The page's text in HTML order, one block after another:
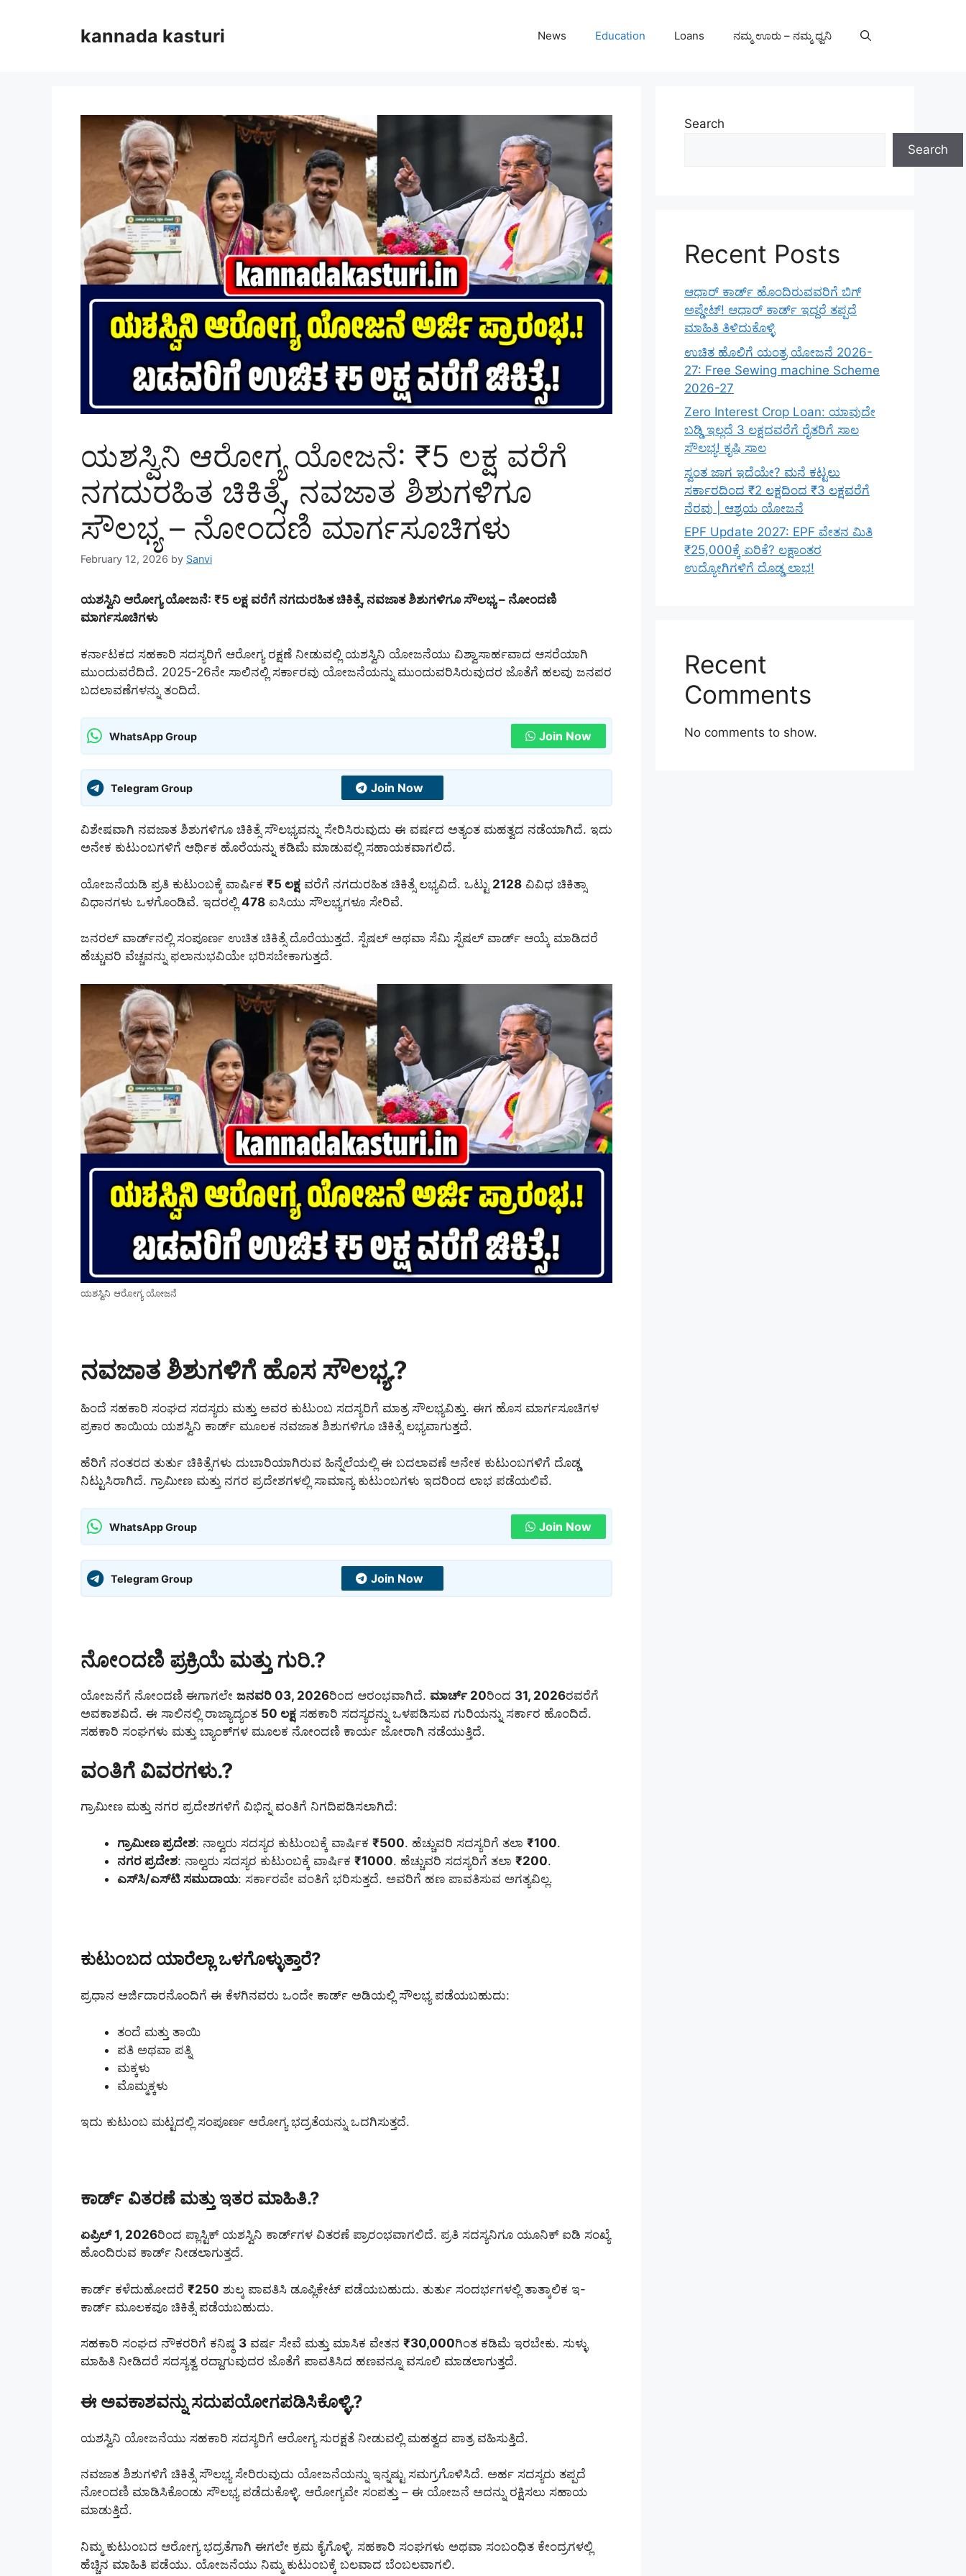
kannada kasturi News Education Loans ನಮ್ಮ ಊರು – ನಮ್ಮ ಧ್ವನಿ
ಯಶಸ್ವಿನಿ ಆರೋಗ್ಯ ಯೋಜನೆ: ₹5 ಲಕ್ಷ ವರೆಗೆ
ನಗದುರಹಿತ ಚಿಕಿತ್ಸೆ, ನವಜಾತ ಶಿಶುಗಳಿಗೂ
ಸೌಲಭ್ಯ – ನೋಂದಣಿ ಮಾರ್ಗಸೂಚಿಗಳು
February 12, 2026 by Sanvi
ಯಶಸ್ವಿನಿ ಆರೋಗ್ಯ ಯೋಜನೆ: ₹5 ಲಕ್ಷ ವರೆಗೆ ನಗದುರಹಿತ ಚಿಕಿತ್ಸೆ, ನವಜಾತ ಶಿಶುಗಳಿಗೂ ಸೌಲಭ್ಯ – ನೋಂದಣಿ
ಮಾರ್ಗಸೂಚಿಗಳು
ಕರ್ನಾಟಕದ ಸಹಕಾರಿ ಸದಸ್ಯರಿಗೆ ಆರೋಗ್ಯ ರಕ್ಷಣೆ ನೀಡುವಲ್ಲಿ ಯಶಸ್ವಿನಿ ಯೋಜನೆಯು ವಿಶ್ವಾಸಾರ್ಹವಾದ ಆಸರೆಯಾಗಿ
ಮುಂದುವರೆದಿದೆ. 2025-26ನೇ ಸಾಲಿನಲ್ಲಿ ಸರ್ಕಾರವು ಯೋಜನೆಯನ್ನು ಮುಂದುವರಿಸಿರುವುದರ ಜೊತೆಗೆ ಹಲವು ಜನಪರ
ಬದಲಾವಣೆಗಳನ್ನು ತಂದಿದೆ.
WhatsApp Group Join Now
Telegram Group Join Now
ವಿಶೇಷವಾಗಿ ನವಜಾತ ಶಿಶುಗಳಿಗೂ ಚಿಕಿತ್ಸೆ ಸೌಲಭ್ಯವನ್ನು ಸೇರಿಸಿರುವುದು ಈ ವರ್ಷದ ಅತ್ಯಂತ ಮಹತ್ವದ ನಡೆಯಾಗಿದೆ. ಇದು
ಅನೇಕ ಕುಟುಂಬಗಳಿಗೆ ಆರ್ಥಿಕ ಹೊರೆಯನ್ನು ಕಡಿಮೆ ಮಾಡುವಲ್ಲಿ ಸಹಾಯಕವಾಗಲಿದೆ.
ಯೋಜನೆಯಡಿ ಪ್ರತಿ ಕುಟುಂಬಕ್ಕೆ ವಾರ್ಷಿಕ ₹5 ಲಕ್ಷ ವರೆಗೆ ನಗದುರಹಿತ ಚಿಕಿತ್ಸೆ ಲಭ್ಯವಿದೆ. ಒಟ್ಟು 2128 ವಿವಿಧ ಚಿಕಿತ್ಸಾ
ವಿಧಾನಗಳು ಒಳಗೊಂಡಿವೆ. ಇದರಲ್ಲಿ 478 ಐಸಿಯು ಸೌಲಭ್ಯಗಳೂ ಸೇರಿವೆ.
ಜನರಲ್ ವಾರ್ಡ್‌ನಲ್ಲಿ ಸಂಪೂರ್ಣ ಉಚಿತ ಚಿಕಿತ್ಸೆ ದೊರೆಯುತ್ತದೆ. ಸ್ಪೆಷಲ್ ಅಥವಾ ಸೆಮಿ ಸ್ಪೆಷಲ್ ವಾರ್ಡ್ ಆಯ್ಕೆ ಮಾಡಿದರೆ
ಹೆಚ್ಚುವರಿ ವೆಚ್ಚವನ್ನು ಫಲಾನುಭವಿಯೇ ಭರಿಸಬೇಕಾಗುತ್ತದೆ.
ಯಶಸ್ವಿನಿ ಆರೋಗ್ಯ ಯೋಜನೆ
ನವಜಾತ ಶಿಶುಗಳಿಗೆ ಹೊಸ ಸೌಲಭ್ಯ.?
ಹಿಂದೆ ಸಹಕಾರಿ ಸಂಘದ ಸದಸ್ಯರು ಮತ್ತು ಅವರ ಕುಟುಂಬ ಸದಸ್ಯರಿಗೆ ಮಾತ್ರ ಸೌಲಭ್ಯವಿತ್ತು. ಈಗ ಹೊಸ ಮಾರ್ಗಸೂಚಿಗಳ
ಪ್ರಕಾರ ತಾಯಿಯ ಯಶಸ್ವಿನಿ ಕಾರ್ಡ್ ಮೂಲಕ ನವಜಾತ ಶಿಶುಗಳಿಗೂ ಚಿಕಿತ್ಸೆ ಲಭ್ಯವಾಗುತ್ತದೆ.
ಹೆರಿಗೆ ನಂತರದ ತುರ್ತು ಚಿಕಿತ್ಸೆಗಳು ದುಬಾರಿಯಾಗಿರುವ ಹಿನ್ನೆಲೆಯಲ್ಲಿ ಈ ಬದಲಾವಣೆ ಅನೇಕ ಕುಟುಂಬಗಳಿಗೆ ದೊಡ್ಡ
ನಿಟ್ಟುಸಿರಾಗಿದೆ. ಗ್ರಾಮೀಣ ಮತ್ತು ನಗರ ಪ್ರದೇಶಗಳಲ್ಲಿ ಸಾಮಾನ್ಯ ಕುಟುಂಬಗಳು ಇದರಿಂದ ಲಾಭ ಪಡೆಯಲಿವೆ.
WhatsApp Group Join Now
Telegram Group Join Now
ನೋಂದಣಿ ಪ್ರಕ್ರಿಯೆ ಮತ್ತು ಗುರಿ.?
ಯೋಜನೆಗೆ ನೋಂದಣಿ ಈಗಾಗಲೇ ಜನವರಿ 03, 2026ರಿಂದ ಆರಂಭವಾಗಿದೆ. ಮಾರ್ಚ್ 20ರಿಂದ 31, 2026ರವರೆಗೆ
ಅವಕಾಶವಿದೆ. ಈ ಸಾಲಿನಲ್ಲಿ ರಾಜ್ಯಾದ್ಯಂತ 50 ಲಕ್ಷ ಸಹಕಾರಿ ಸದಸ್ಯರನ್ನು ಒಳಪಡಿಸುವ ಗುರಿಯನ್ನು ಸರ್ಕಾರ ಹೊಂದಿದೆ.
ಸಹಕಾರಿ ಸಂಘಗಳು ಮತ್ತು ಬ್ಯಾಂಕ್‌ಗಳ ಮೂಲಕ ನೋಂದಣಿ ಕಾರ್ಯ ಜೋರಾಗಿ ನಡೆಯುತ್ತಿದೆ.
ವಂತಿಗೆ ವಿವರಗಳು.?
ಗ್ರಾಮೀಣ ಮತ್ತು ನಗರ ಪ್ರದೇಶಗಳಿಗೆ ವಿಭಿನ್ನ ವಂತಿಗೆ ನಿಗದಿಪಡಿಸಲಾಗಿದೆ:
ಗ್ರಾಮೀಣ ಪ್ರದೇಶ: ನಾಲ್ವರು ಸದಸ್ಯರ ಕುಟುಂಬಕ್ಕೆ ವಾರ್ಷಿಕ ₹500. ಹೆಚ್ಚುವರಿ ಸದಸ್ಯರಿಗೆ ತಲಾ ₹100.
ನಗರ ಪ್ರದೇಶ: ನಾಲ್ವರು ಸದಸ್ಯರ ಕುಟುಂಬಕ್ಕೆ ವಾರ್ಷಿಕ ₹1000. ಹೆಚ್ಚುವರಿ ಸದಸ್ಯರಿಗೆ ತಲಾ ₹200.
ಎಸ್‌ಸಿ/ಎಸ್‌ಟಿ ಸಮುದಾಯ: ಸರ್ಕಾರವೇ ವಂತಿಗೆ ಭರಿಸುತ್ತದೆ. ಅವರಿಗೆ ಹಣ ಪಾವತಿಸುವ ಅಗತ್ಯವಿಲ್ಲ.
ಕುಟುಂಬದ ಯಾರೆಲ್ಲಾ ಒಳಗೊಳ್ಳುತ್ತಾರೆ?
ಪ್ರಧಾನ ಅರ್ಜಿದಾರನೊಂದಿಗೆ ಈ ಕೆಳಗಿನವರು ಒಂದೇ ಕಾರ್ಡ್ ಅಡಿಯಲ್ಲಿ ಸೌಲಭ್ಯ ಪಡೆಯಬಹುದು:
ತಂದೆ ಮತ್ತು ತಾಯಿ
ಪತಿ ಅಥವಾ ಪತ್ನಿ
ಮಕ್ಕಳು
ಮೊಮ್ಮಕ್ಕಳು
ಇದು ಕುಟುಂಬ ಮಟ್ಟದಲ್ಲಿ ಸಂಪೂರ್ಣ ಆರೋಗ್ಯ ಭದ್ರತೆಯನ್ನು ಒದಗಿಸುತ್ತದೆ.
ಕಾರ್ಡ್ ವಿತರಣೆ ಮತ್ತು ಇತರ ಮಾಹಿತಿ.?
ಏಪ್ರಿಲ್ 1, 2026ರಿಂದ ಪ್ಲಾಸ್ಟಿಕ್ ಯಶಸ್ವಿನಿ ಕಾರ್ಡ್‌ಗಳ ವಿತರಣೆ ಪ್ರಾರಂಭವಾಗಲಿದೆ. ಪ್ರತಿ ಸದಸ್ಯನಿಗೂ ಯೂನಿಕ್ ಐಡಿ ಸಂಖ್ಯೆ
ಹೊಂದಿರುವ ಕಾರ್ಡ್ ನೀಡಲಾಗುತ್ತದೆ.
ಕಾರ್ಡ್ ಕಳೆದುಹೋದರೆ ₹250 ಶುಲ್ಕ ಪಾವತಿಸಿ ಡೂಪ್ಲಿಕೇಟ್ ಪಡೆಯಬಹುದು. ತುರ್ತು ಸಂದರ್ಭಗಳಲ್ಲಿ ತಾತ್ಕಾಲಿಕ ಇ-
ಕಾರ್ಡ್ ಮೂಲಕವೂ ಚಿಕಿತ್ಸೆ ಪಡೆಯಬಹುದು.
ಸಹಕಾರಿ ಸಂಘದ ನೌಕರರಿಗೆ ಕನಿಷ್ಠ 3 ವರ್ಷ ಸೇವೆ ಮತ್ತು ಮಾಸಿಕ ವೇತನ ₹30,000ಗಿಂತ ಕಡಿಮೆ ಇರಬೇಕು. ಸುಳ್ಳು
ಮಾಹಿತಿ ನೀಡಿದರೆ ಸದಸ್ಯತ್ವ ರದ್ದಾಗುವುದರ ಜೊತೆಗೆ ಪಾವತಿಸಿದ ಹಣವನ್ನೂ ವಸೂಲಿ ಮಾಡಲಾಗುತ್ತದೆ.
ಈ ಅವಕಾಶವನ್ನು ಸದುಪಯೋಗಪಡಿಸಿಕೊಳ್ಳಿ.?
ಯಶಸ್ವಿನಿ ಯೋಜನೆಯು ಸಹಕಾರಿ ಸದಸ್ಯರಿಗೆ ಆರೋಗ್ಯ ಸುರಕ್ಷತೆ ನೀಡುವಲ್ಲಿ ಮಹತ್ವದ ಪಾತ್ರ ವಹಿಸುತ್ತಿದೆ.
ನವಜಾತ ಶಿಶುಗಳಿಗೆ ಚಿಕಿತ್ಸೆ ಸೌಲಭ್ಯ ಸೇರಿರುವುದು ಯೋಜನೆಯನ್ನು ಇನ್ನಷ್ಟು ಸಮಗ್ರಗೊಳಿಸಿದೆ. ಅರ್ಹ ಸದಸ್ಯರು ತಪ್ಪದೆ
ನೋಂದಣಿ ಮಾಡಿಸಿಕೊಂಡು ಸೌಲಭ್ಯ ಪಡೆದುಕೊಳ್ಳಿ. ಆರೋಗ್ಯವೇ ಸಂಪತ್ತು – ಈ ಯೋಜನೆ ಅದನ್ನು ರಕ್ಷಿಸಲು ಸಹಾಯ
ಮಾಡುತ್ತಿದೆ.
ನಿಮ್ಮ ಕುಟುಂಬದ ಆರೋಗ್ಯ ಭದ್ರತೆಗಾಗಿ ಈಗಲೇ ಕ್ರಮ ಕೈಗೊಳ್ಳಿ. ಸಹಕಾರಿ ಸಂಘಗಳು ಅಥವಾ ಸಂಬಂಧಿತ ಕೇಂದ್ರಗಳಲ್ಲಿ
ಹೆಚ್ಚಿನ ಮಾಹಿತಿ ಪಡೆಯು. ಯೋಜನೆಯು ನಿಮ್ಮ ಕುಟುಂಬಕ್ಕೆ ಬಲವಾದ ಬೆಂಬಲವಾಗಲಿ.
Search
Search
Recent Posts
ಆಧಾರ್ ಕಾರ್ಡ್ ಹೊಂದಿರುವವರಿಗೆ ಬಿಗ್
ಅಪ್ಡೇಟ್! ಆಧಾರ್ ಕಾರ್ಡ್ ಇದ್ದರೆ ತಪ್ಪದೆ
ಮಾಹಿತಿ ತಿಳಿದುಕೊಳ್ಳಿ
ಉಚಿತ ಹೊಲಿಗೆ ಯಂತ್ರ ಯೋಜನೆ 2026-
27: Free Sewing machine Scheme
2026-27
Zero Interest Crop Loan: ಯಾವುದೇ
ಬಡ್ಡಿ ಇಲ್ಲದೆ 3 ಲಕ್ಷದವರೆಗೆ ರೈತರಿಗೆ ಸಾಲ
ಸೌಲಭ್ಯ! ಕೃಷಿ ಸಾಲ
ಸ್ವಂತ ಜಾಗ ಇದೆಯೇ? ಮನೆ ಕಟ್ಟಲು
ಸರ್ಕಾರದಿಂದ ₹2 ಲಕ್ಷದಿಂದ ₹3 ಲಕ್ಷವರೆಗೆ
ನೆರವು | ಆಶ್ರಯ ಯೋಜನೆ
EPF Update 2027: EPF ವೇತನ ಮಿತಿ
₹25,000ಕ್ಕೆ ಏರಿಕೆ? ಲಕ್ಷಾಂತರ
ಉದ್ಯೋಗಿಗಳಿಗೆ ದೊಡ್ಡ ಲಾಭ!
Recent
Comments
No comments to show.